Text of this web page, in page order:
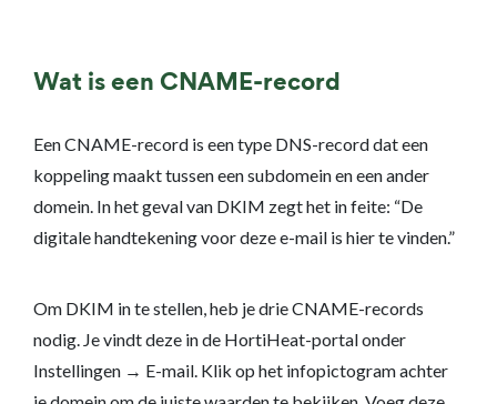
Wat is een CNAME-record
Een CNAME-record is een type DNS-record dat een
koppeling maakt tussen een subdomein en een ander
domein. In het geval van DKIM zegt het in feite: “De
digitale handtekening voor deze e-mail is hier te vinden.”
Om DKIM in te stellen, heb je drie CNAME-records
nodig. Je vindt deze in de HortiHeat-portal onder
Instellingen → E-mail. Klik op het infopictogram achter